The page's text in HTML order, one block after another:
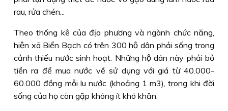
rau, rửa chén...
Theo thống kê của địa phương và ngành chức năng,
hiện xã Biển Bạch có trên 300 hộ dân phải sống trong
cảnh thiếu nước sinh hoạt. Những hộ dân này phải bỏ
tiền ra để mua nước về sử dụng với giá từ 40.000-
60.000 đồng mỗi lu nước (khoảng 1 m3), trong khi đời
sống của họ còn gặp không ít khó khăn.